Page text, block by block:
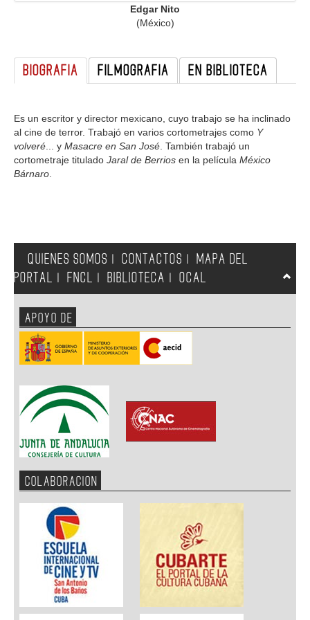
Edgar Nito
(México)
BIOGRAFIA FILMOGRAFIA EN BIBLIOTECA
Es un escritor y director mexicano, cuyo trabajo se ha inclinado
al cine de terror. Trabajó en varios cortometrajes como Y
volveré ... y Masacre en San José . También trabajó un
cortometraje titulado Jaral de Berrios en la película México
Bárnaro
QUIENES SOMOS CONTACTOS
MAPA DEL
PORTAL
FNCL BIBLIOTECA OCAL
APOYO DE
COLABORACION